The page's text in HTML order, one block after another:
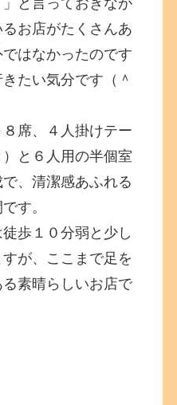
お店がたくさんあ
はなかったのです
たい気分です（＾
席、４人掛けテー
と６人用の半個室
、清潔感あふれる
す。
歩１０分弱と少し
が、ここまで足を
素晴らしいお店で